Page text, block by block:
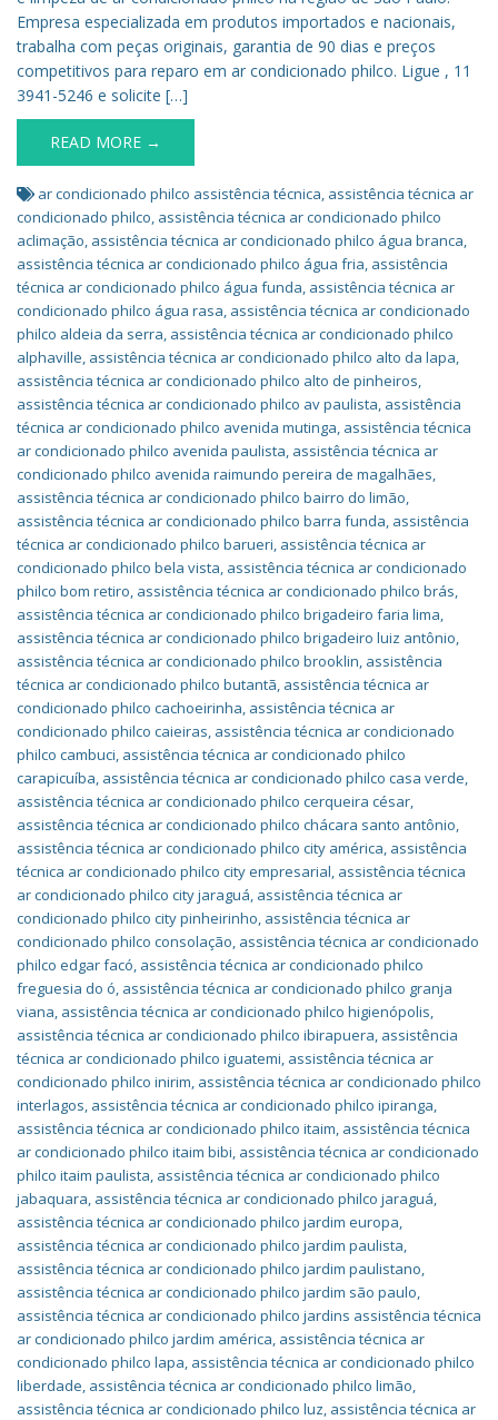
Empresa especializada em produtos importados e nacionais,
trabalha com peças originais, garantia de 90 dias e preços
competitivos para reparo em ar condicionado philco. Ligue , 11
3941-5246 e solicite […]
READ MORE →
ar condicionado philco assistência técnica, assistência técnica ar
condicionado philco, assistência técnica ar condicionado philco
aclimação, assistência técnica ar condicionado philco água branca,
assistência técnica ar condicionado philco água fria, assistência
técnica ar condicionado philco água funda, assistência técnica ar
condicionado philco água rasa, assistência técnica ar condicionado
philco aldeia da serra, assistência técnica ar condicionado philco
alphaville, assistência técnica ar condicionado philco alto da lapa,
assistência técnica ar condicionado philco alto de pinheiros,
assistência técnica ar condicionado philco av paulista, assistência
técnica ar condicionado philco avenida mutinga, assistência técnica
ar condicionado philco avenida paulista, assistência técnica ar
condicionado philco avenida raimundo pereira de magalhães,
assistência técnica ar condicionado philco bairro do limão,
assistência técnica ar condicionado philco barra funda, assistência
técnica ar condicionado philco barueri, assistência técnica ar
condicionado philco bela vista, assistência técnica ar condicionado
philco bom retiro, assistência técnica ar condicionado philco brás,
assistência técnica ar condicionado philco brigadeiro faria lima,
assistência técnica ar condicionado philco brigadeiro luiz antônio,
assistência técnica ar condicionado philco brooklin, assistência
técnica ar condicionado philco butantã, assistência técnica ar
condicionado philco cachoeirinha, assistência técnica ar
condicionado philco caieiras, assistência técnica ar condicionado
philco cambuci, assistência técnica ar condicionado philco
carapicuíba, assistência técnica ar condicionado philco casa verde,
assistência técnica ar condicionado philco cerqueira césar,
assistência técnica ar condicionado philco chácara santo antônio,
assistência técnica ar condicionado philco city américa, assistência
técnica ar condicionado philco city empresarial, assistência técnica
ar condicionado philco city jaraguá, assistência técnica ar
condicionado philco city pinheirinho, assistência técnica ar
condicionado philco consolação, assistência técnica ar condicionado
philco edgar facó, assistência técnica ar condicionado philco
freguesia do ó, assistência técnica ar condicionado philco granja
viana, assistência técnica ar condicionado philco higienópolis,
assistência técnica ar condicionado philco ibirapuera, assistência
técnica ar condicionado philco iguatemi, assistência técnica ar
condicionado philco inirim, assistência técnica ar condicionado philco
interlagos, assistência técnica ar condicionado philco ipiranga,
assistência técnica ar condicionado philco itaim, assistência técnica
ar condicionado philco itaim bibi, assistência técnica ar condicionado
philco itaim paulista, assistência técnica ar condicionado philco
jabaquara, assistência técnica ar condicionado philco jaraguá,
assistência técnica ar condicionado philco jardim europa,
assistência técnica ar condicionado philco jardim paulista,
assistência técnica ar condicionado philco jardim paulistano,
assistência técnica ar condicionado philco jardim são paulo,
assistência técnica ar condicionado philco jardins assistência técnica
ar condicionado philco jardim américa, assistência técnica ar
condicionado philco lapa, assistência técnica ar condicionado philco
liberdade, assistência técnica ar condicionado philco limão,
assistência técnica ar condicionado philco luz, assistência técnica ar